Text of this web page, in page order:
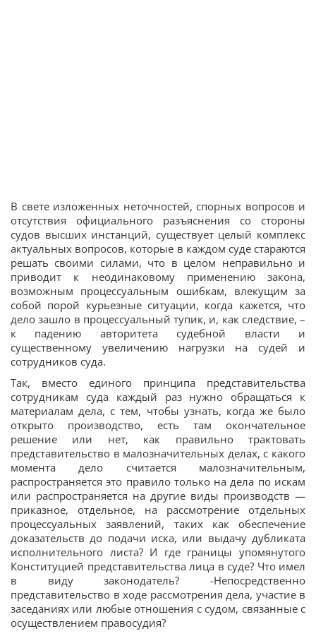
В свете изложенных неточностей, спорных вопросов и
отсутствия официального разъяснения со стороны
судов высших инстанций, существует целый комплекс
актуальных вопросов, которые в каждом суде стараются
решать своими силами, что в целом неправильно и
приводит к неодинаковому применению закона,
возможным процессуальным ошибкам, влекущим за
собой порой курьезные ситуации, когда кажется, что
дело зашло в процессуальный тупик, и, как следствие, –
к падению авторитета судебной власти и
существенному увеличению нагрузки на судей и
сотрудников суда.
Так, вместо единого принципа представительства
сотрудникам суда каждый раз нужно обращаться к
материалам дела, с тем, чтобы узнать, когда же было
открыто производство, есть там окончательное
решение или нет, как правильно трактовать
представительство в малозначительных делах, с какого
момента дело считается малозначительным,
распространяется это правило только на дела по искам
или распространяется на другие виды производств —
приказное, отдельное, на рассмотрение отдельных
процессуальных заявлений, таких как обеспечение
доказательств до подачи иска, или выдачу дубликата
исполнительного листа? И где границы упомянутого
Конституцией представительства лица в суде? Что имел
в виду законодатель? -Непосредственно
представительство в ходе рассмотрения дела, участие в
заседаниях или любые отношения с судом, связанные с
осуществлением правосудия?